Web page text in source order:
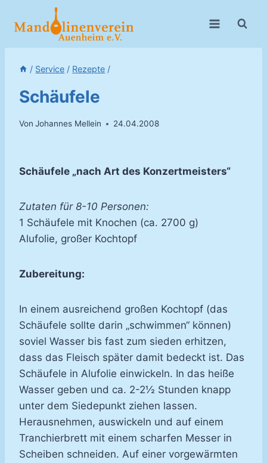
Inhalt
/ Service / Rezepte /
Schäufele
Von Johannes Mellein 24.04.2008
Schäufele „nach Art des Konzertmeisters“
Zutaten für 8-10 Personen:
1 Schäufele mit Knochen (ca. 2700 g)
Alufolie, großer Kochtopf
Zubereitung:
In einem ausreichend großen Kochtopf (das
Schäufele sollte darin „schwimmen“ können)
soviel Wasser bis fast zum sieden erhitzen,
dass das Fleisch später damit bedeckt ist. Das
Schäufele in Alufolie einwickeln. In das heiße
Wasser geben und ca. 2-2½ Stunden knapp
unter dem Siedepunkt ziehen lassen.
Herausnehmen, auswickeln und auf einem
Tranchierbrett mit einem scharfen Messer in
Scheiben schneiden. Auf einer vorgewärmten